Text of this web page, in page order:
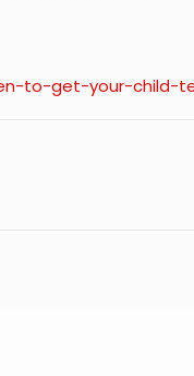
to-get-your-child-